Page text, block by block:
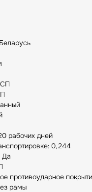
рабочих дней
0,244
Да
противоударное
рамы